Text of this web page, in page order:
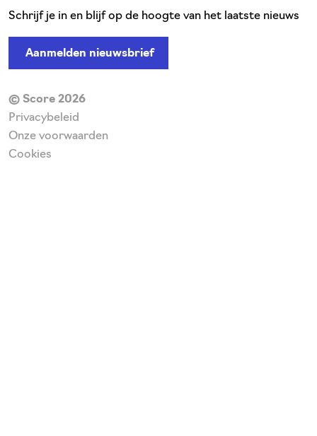
Schrijf je in en blijf op de hoogte van het laatste nieuws
Aanmelden nieuwsbrief
© Score 2026
Privacybeleid
Onze voorwaarden
Cookies